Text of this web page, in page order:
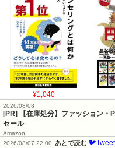
¥1,040
2026/08/08
[PR] 【在庫処分】ファッション
セール
Amazon
2026/08/07 22:00
あとで読む 🐦Tweet